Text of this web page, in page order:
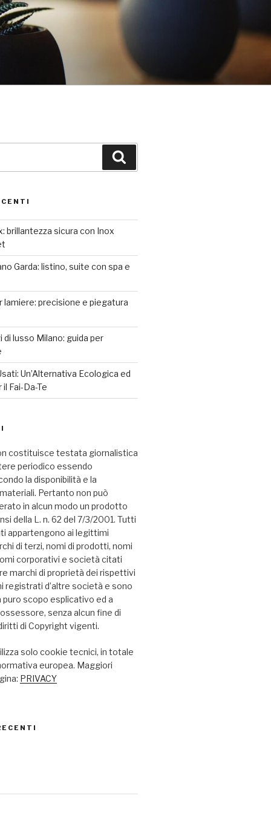
brillantezza sicura con Inox
Garda: listino, suite con spa e
lamiere: precisione e piegatura
lusso Milano: guida per
Un’Alternativa Ecologica ed
Fai-Da-Te
costituisce testata giornalistica
periodico essendo
la disponibilità e la
Pertanto non può
in alcun modo un prodotto
della L. n. 62 del 7/3/2001. Tutti
appartengono ai legittimi
di terzi, nomi di prodotti, nomi
corporativi e società citati
marchi di proprietà dei rispettivi
registrati d’altre società e sono
scopo esplicativo ed a
senza alcun fine di
di Copyright vigenti.
solo cookie tecnici, in totale
europea. Maggiori
PRIVACY